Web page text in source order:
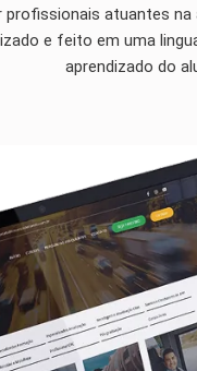
profissionais atuantes
e feito em uma
aprendizado do